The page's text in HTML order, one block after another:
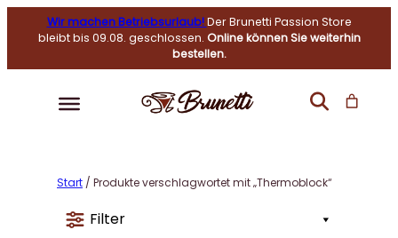
Wir machen Betriebsurlaub!Der Brunetti Passion Store
bleibt bis 09.08. geschlossen. Online können Sie weiterhin
bestellen.
Start / Produkte verschlagwortet mit „Thermoblock“
Filter